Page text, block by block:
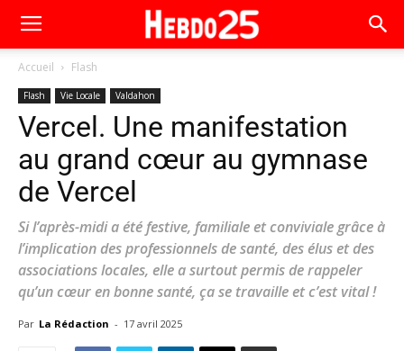
Accueil Flash
Flash Vie Locale Valdahon
Vercel. Une manifestation
au grand cœur au gymnase
de Vercel
Si l’après-midi a été festive, familiale et conviviale grâce à
l’implication des professionnels de santé, des élus et des
associations locales, elle a surtout permis de rappeler
qu’un cœur en bonne santé, ça se travaille et c’est vital !
Par La Rédaction - 17 avril 2025